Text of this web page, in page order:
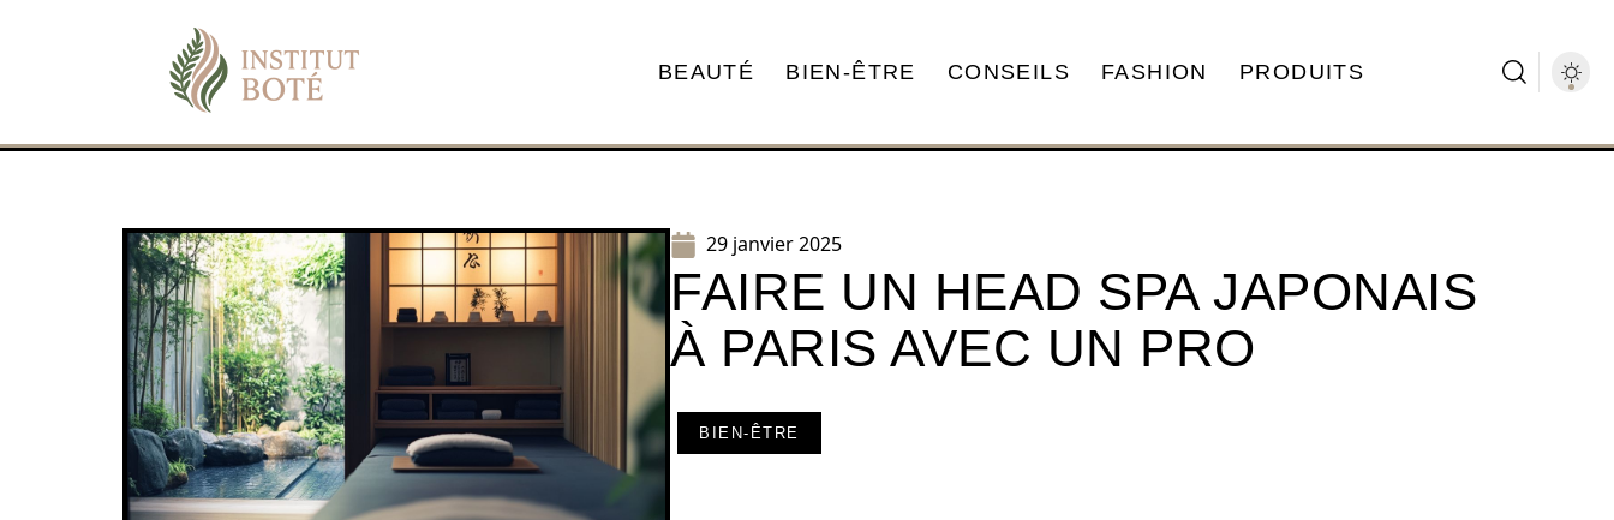
BEAUTÉ BIEN-ÊTRE CONSEILS FASHION PRODUITS
29 janvier 2025
FAIRE UN HEAD SPA JAPONAIS
À PARIS AVEC UN PRO
BIEN-ÊTRE